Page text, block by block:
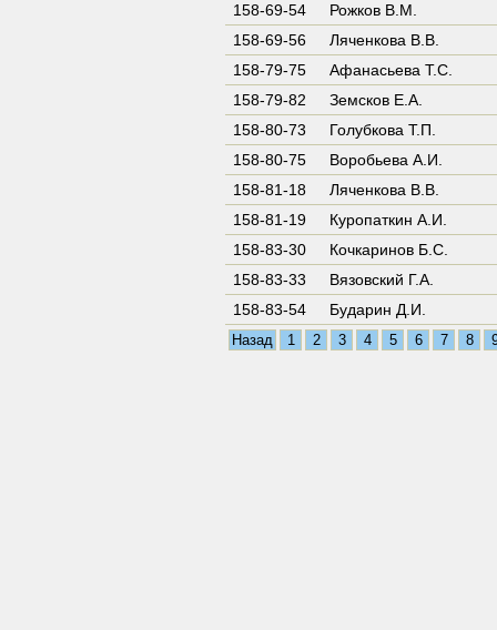
158-69-54
Рожков В.М.
158-69-56
Ляченкова В.В.
158-79-75
Афанасьева Т.С.
158-79-82
Земсков Е.А.
158-80-73
Голубкова Т.П.
158-80-75
Воробьева А.И.
158-81-18
Ляченкова В.В.
158-81-19
Куропаткин А.И.
158-83-30
Кочкаринов Б.С.
158-83-33
Вязовский Г.А.
158-83-54
Бударин Д.И.
Назад 1 2 3 4 5 6 7 8